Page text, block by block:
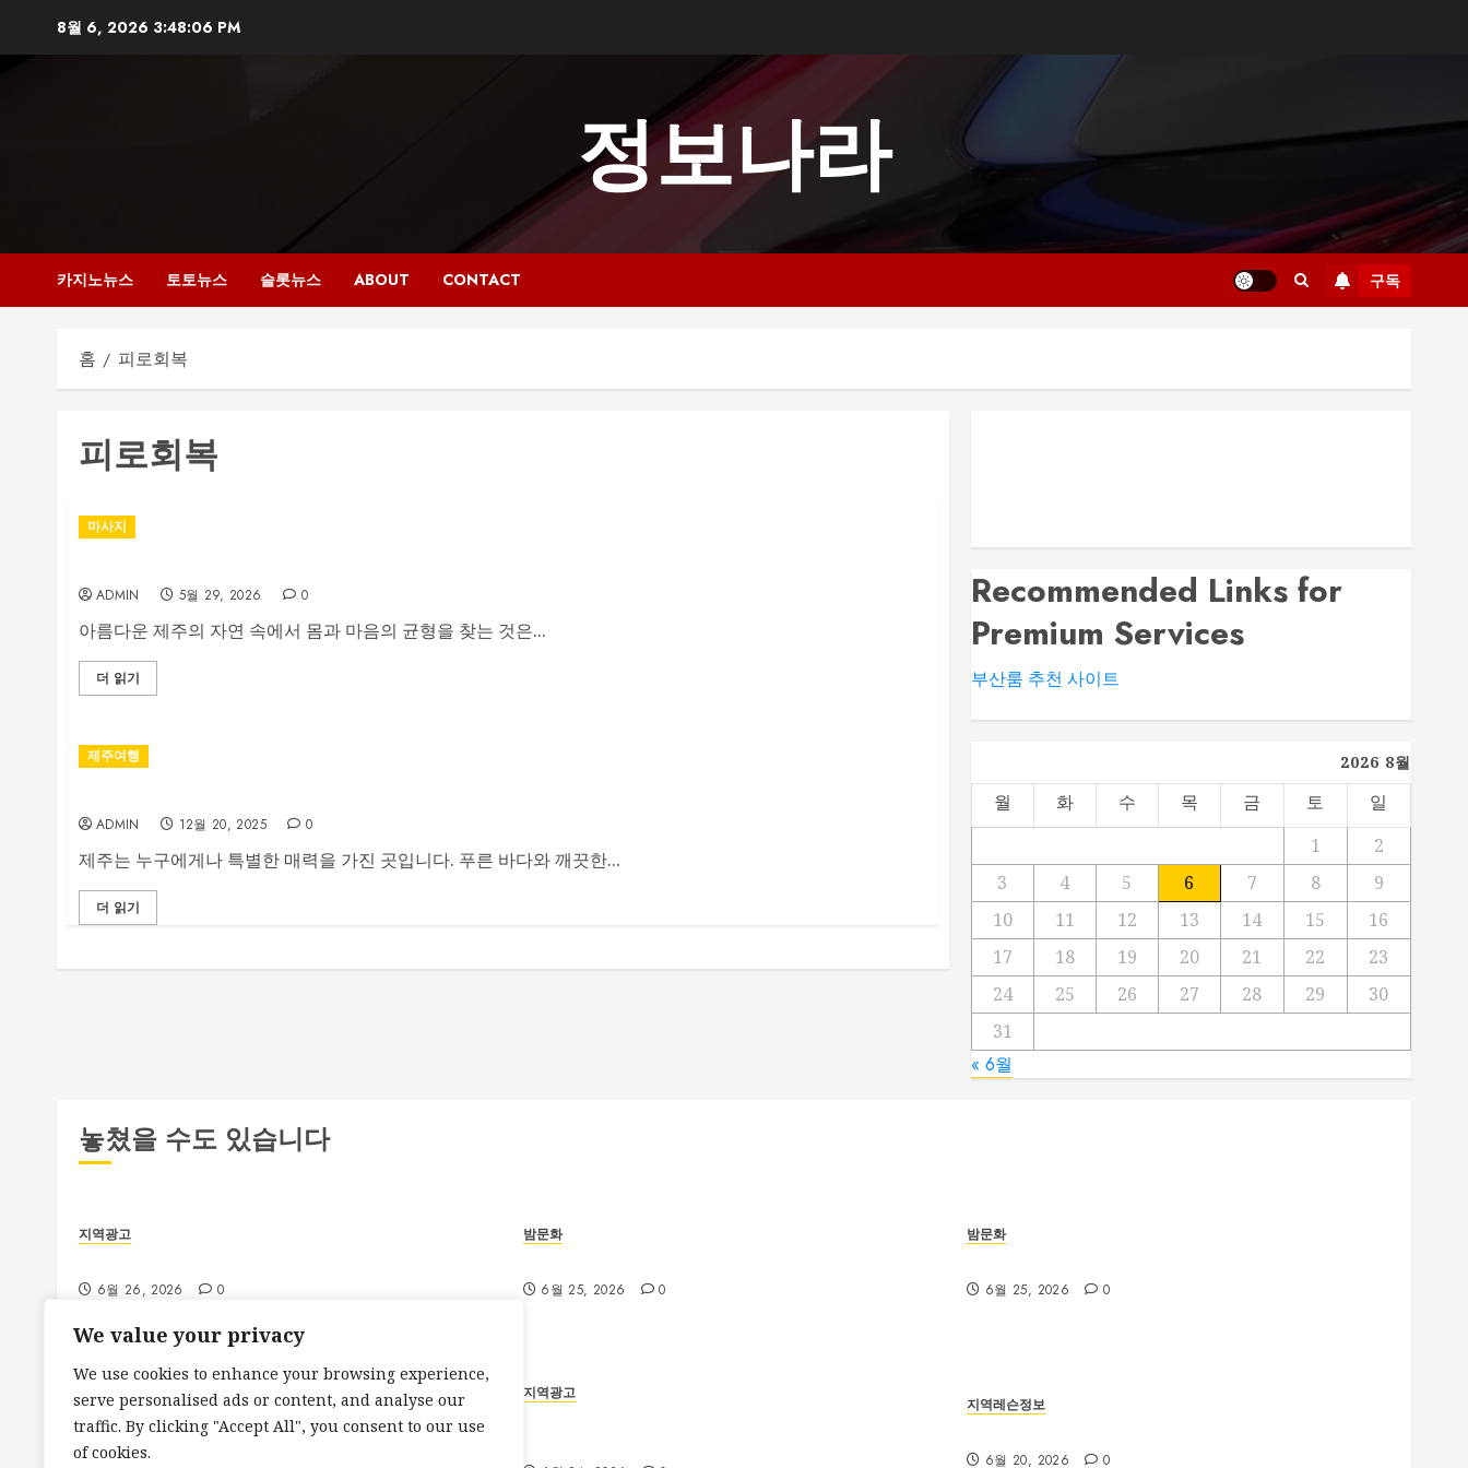
We value your privacy
We use cookies to enhance your browsing experience,
serve personalised ads or content, and analyse our
traffic. By clicking "Accept All", you consent to our use
of cookies.
8월 6, 2026 3:48:06 PM
정보나라
카지노뉴스 토토뉴스 슬롯뉴스 ABOUT CONTACT 구독
홈 피로회복
피로회복
마사지
ADMIN 5월 29, 2026 0
아름다운 제주의 자연 속에서 몸과 마음의 균형을 찾는 것은...
더 읽기
제주여행
ADMIN 12월 20, 2025 0
제주는 누구에게나 특별한 매력을 가진 곳입니다. 푸른 바다와 깨끗한...
더 읽기
Recommended Links for
Premium Services
부산룸 추천 사이트
2026 8월
월 화 수 목 금 토
일
1
2
3
4 5 6 7 8
9
10
11 12 13 14 15
16
17
18 19 20 21 22
23
24
25 26 27 28 29
30
31
« 6월
놓쳤을 수도 있습니다
지역광고
6월 26, 2026 0
밤문화
6월 25, 2026 0
밤문화
6월 25, 2026 0
지역광고
대전 봉명동 룸싸롱 시설과 분위기 비교 가이드
6월 25, 2026
지역광고
지역레슨정보
6월 20, 2026 0